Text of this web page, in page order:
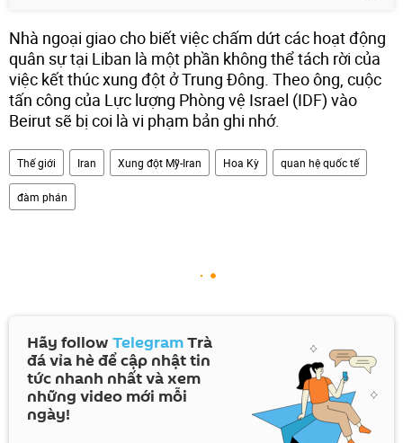
Nhà ngoại giao cho biết việc chấm dứt các hoạt động
quân sự tại Liban là một phần không thể tách rời của
việc kết thúc xung đột ở Trung Đông. Theo ông, cuộc
tấn công của Lực lượng Phòng vệ Israel (IDF) vào
Beirut sẽ bị coi là vi phạm bản ghi nhớ.
Thế giới Iran Xung đột Mỹ-Iran Hoa Kỳ quan hệ quốc tế
đàm phán
Hãy follow TelegramTrà
đá vỉa hè để cập nhật tin
tức nhanh nhất và xem
những video mới mỗi
ngày!